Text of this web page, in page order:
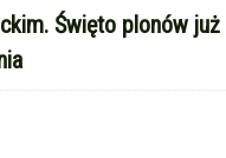
Święto plonów już